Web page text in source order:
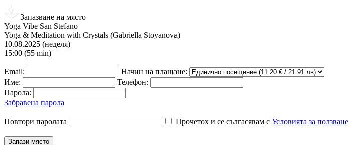
Запазване на място
Yoga Vibe San Stefano
Yoga & Meditation with Crystals (Gabriella Stoyanova)
10.08.2025 (неделя)
15:00 (55 min)
Email:
Начин на плащане:
Име:
Телефон:
Парола:
Забравена парола
Повтори паролата Прочетох и се сългасявам с Условията за ползване